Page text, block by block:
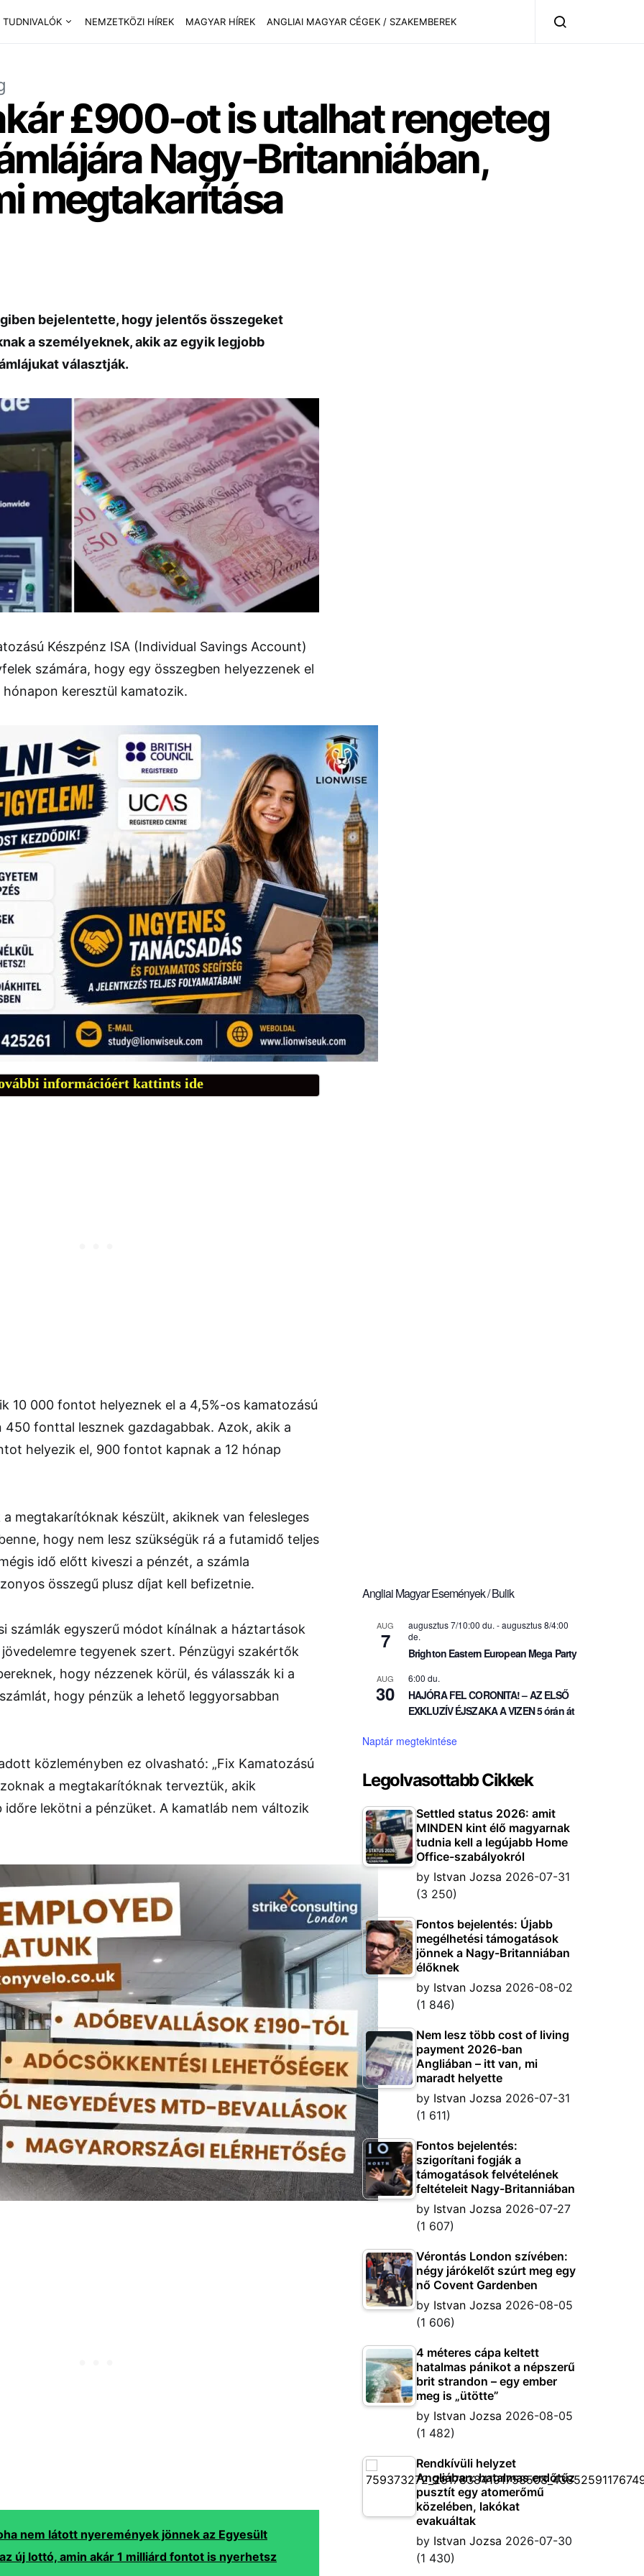
NEMZETKÖZI HÍREK MAGYAR HÍREK ANGLIAI MAGYAR CÉGEK / SZAKEMBEREK
£900-ot is utalhat rengeteg
Nagy-Britanniában,
megtakarítása
bejelentette, hogy jelentős összegeket
a személyeknek, akik az egyik legjobb
választják.
Készpénz ISA (Individual Savings Account)
számára, hogy egy összegben helyezzenek el
keresztül kamatozik.
információért kattints ide
10 000 fontot helyeznek el a 4,5%-os kamatozású
450 fonttal lesznek gazdagabbak. Azok, akik a
helyezik el, 900 fontot kapnak a 12 hónap
a megtakarítóknak készült, akiknek van felesleges
hogy nem lesz szükségük rá a futamidő teljes
idő előtt kiveszi a pénzét, a számla
összegű plusz díjat kell befizetnie.
számlák egyszerű módot kínálnak a háztartások
tegyenek szert. Pénzügyi szakértők
hogy nézzenek körül, és válasszák ki a
hogy pénzük a lehető leggyorsabban
közleményben ez olvasható: „Fix Kamatozású
a megtakarítóknak terveztük, akik
időre lekötni a pénzüket. A kamatláb nem változik
nem látott nyeremények jönnek az Egyesült
új lottó, amin akár 1 milliárd fontot is nyerhetsz
Angliai Magyar Események / Bulik
AUG
7
augusztus 7/10:00 du. -augusztus 8/4:00
de.
Brighton Eastern European Mega Party
AUG
30
6:00 du.
HAJÓRA FEL CORONITA! – AZ ELSŐ
EXKLUZÍV ÉJSZAKA A VIZEN 5 órán át
Naptár megtekintése
Legolvasottabb Cikkek
Settled status 2026: amit
MINDEN kint élő magyarnak
tudnia kell a legújabb Home
Office-szabályokról
by Istvan Jozsa 2026-07-31
(3 250)
Fontos bejelentés: Újabb
megélhetési támogatások
jönnek a Nagy-Britanniában
élőknek
by Istvan Jozsa 2026-08-02
(1 846)
Nem lesz több cost of living
payment 2026-ban
Angliában – itt van, mi
maradt helyette
by Istvan Jozsa 2026-07-31
(1 611)
Fontos bejelentés:
szigorítani fogják a
támogatások felvételének
feltételeit Nagy-Britanniában
by Istvan Jozsa 2026-07-27
(1 607)
Vérontás London szívében:
négy járókelőt szúrt meg egy
nő Covent Gardenben
by Istvan Jozsa 2026-08-05
(1 606)
4 méteres cápa keltett
hatalmas pánikot a népszerű
brit strandon – egy ember
meg is „ütötte”
by Istvan Jozsa 2026-08-05
(1 482)
Rendkívüli helyzet
Angliában: hatalmas erdőtűz
pusztít egy atomerőmű
közelében, lakókat
evakuáltak
by Istvan Jozsa 2026-07-30
(1 430)